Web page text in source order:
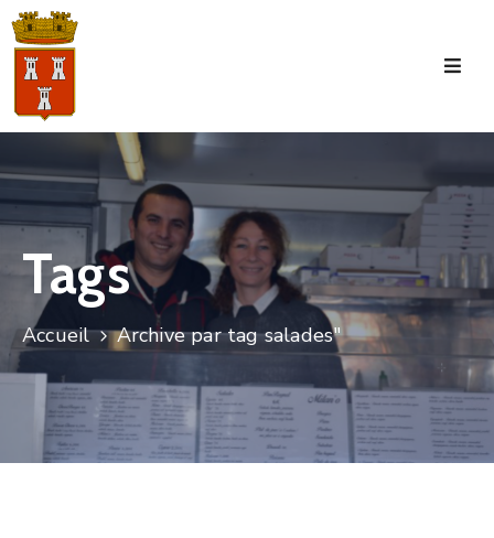
Accueil
Commune
Tourisme
Manifestations
Vie
Municipale
Services
Jeunesse
Tags
Accueil Archive par tag salades"